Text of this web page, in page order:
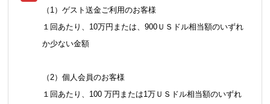
（1）ゲスト送金ご利用のお客様
１回あたり、10万円または、900ＵＳドル相当額のいずれ
か少ない金額
（2）個人会員のお客様
１回あたり、100 万円または1万ＵＳドル相当額のいずれ